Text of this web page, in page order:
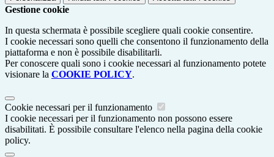
Gestione cookie
In questa schermata è possibile scegliere quali cookie consentire.
I cookie necessari sono quelli che consentono il funzionamento della
piattaforma e non è possibile disabilitarli.
Per conoscere quali sono i cookie necessari al funzionamento potete
visionare la COOKIE POLICY.
Cookie necessari per il funzionamento
I cookie necessari per il funzionamento non possono essere
disabilitati. È possibile consultare l'elenco nella pagina della cookie
policy.